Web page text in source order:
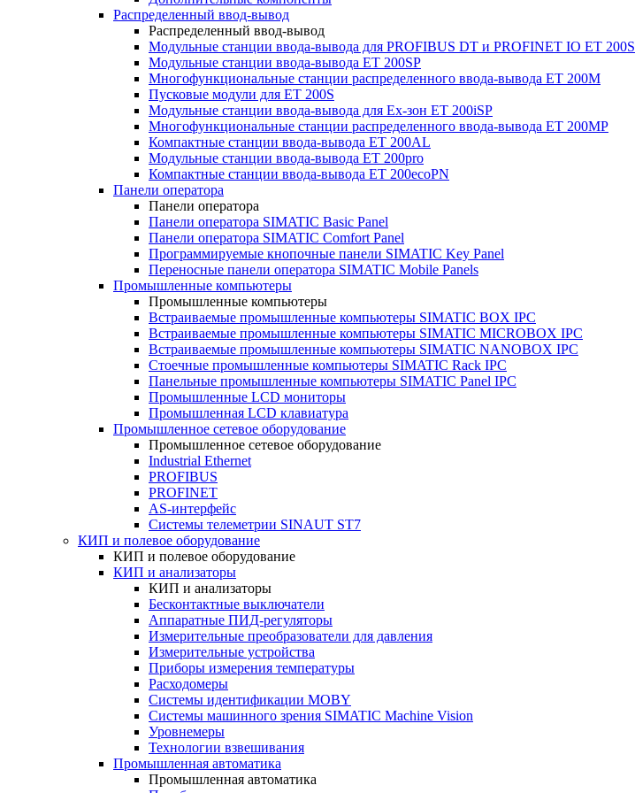
Распределенный ввод-вывод
Распределенный ввод-вывод
Модульные станции ввода-вывода для PROFIBUS DT и PROFINET IO ET 200S
Модульные станции ввода-вывода ET 200SP
Многофункциональные станции распределенного ввода-вывода ET 200M
Пусковые модули для ET 200S
Модульные станции ввода-вывода для Ex-зон ET 200iSP
Многофункциональные станции распределенного ввода-вывода ET 200MP
Компактные станции ввода-вывода ET 200AL
Модульные станции ввода-вывода ET 200pro
Компактные станции ввода-вывода ET 200ecoPN
Панели оператора
Панели оператора
Панели оператора SIMATIC Basic Panel
Панели оператора SIMATIC Comfort Panel
Программируемые кнопочные панели SIMATIC Key Panel
Переносные панели оператора SIMATIC Mobile Panels
Промышленные компьютеры
Промышленные компьютеры
Встраиваемые промышленные компьютеры SIMATIC BOX IPC
Встраиваемые промышленные компьютеры SIMATIC MICROBOX IPC
Встраиваемые промышленные компьютеры SIMATIC NANOBOX IPC
Стоечные промышленные компьютеры SIMATIC Rack IPC
Панельные промышленные компьютеры SIMATIC Panel IPC
Промышленные LCD мониторы
Промышленная LCD клавиатура
Промышленное сетевое оборудование
Промышленное сетевое оборудование
Industrial Ethernet
PROFIBUS
PROFINET
AS-интерфейс
Системы телеметрии SINAUT ST7
КИП и полевое оборудование
КИП и полевое оборудование
КИП и анализаторы
КИП и анализаторы
Бесконтактные выключатели
Аппаратные ПИД-регуляторы
Измерительные преобразователи для давления
Измерительные устройства
Приборы измерения температуры
Расходомеры
Системы идентификации MOBY
Системы машинного зрения SIMATIC Machine Vision
Уровнемеры
Технологии взвешивания
Промышленная автоматика
Промышленная автоматика